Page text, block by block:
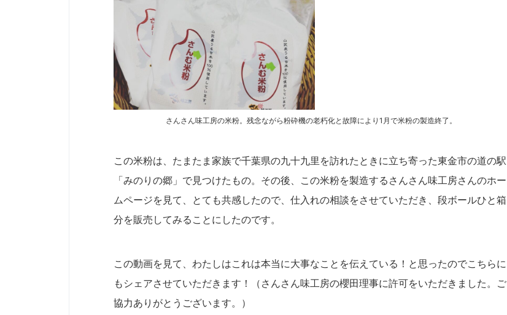
さんさん味工房の米粉。残念ながら粉砕機の老朽化と故障により1月で米粉の製造終了。
この米粉は、たまたま家族で千葉県の九十九里を訪れたときに立ち寄った東金市の道の駅
「みのりの郷」で見つけたもの。その後、この米粉を製造するさんさん味工房さんのホー
ムページを見て、とても共感したので、仕入れの相談をさせていただき、段ボールひと箱
分を販売してみることにしたのです。
この動画を見て、わたしはこれは本当に大事なことを伝えている！と思ったのでこちらに
もシェアさせていただきます！（さんさん味工房の櫻田理事に許可をいただきました。ご
協力ありがとうございます。）